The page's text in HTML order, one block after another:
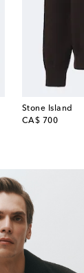
Stone Island
CA$ 700
original price